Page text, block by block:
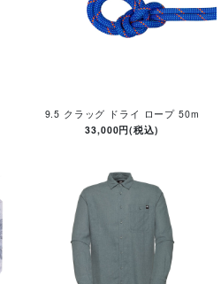
9.5 クラッグ ドライ ロープ 50m
33,000円(税込)